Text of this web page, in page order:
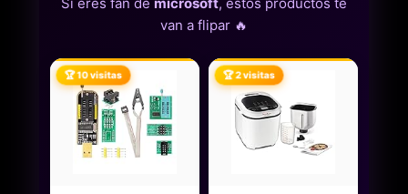
van a flipar 🔥
🏆 10 visitas 🏆 2 visitas